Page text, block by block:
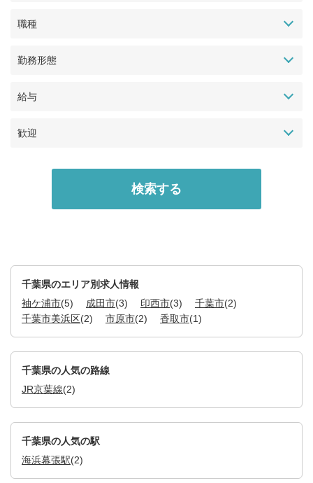
職種
勤務形態
給与
歓迎
千葉県のエリア別求人情報
袖ケ浦市(5) 成田市(3) 印西市(3) 千葉市(2)
千葉市美浜区(2) 市原市(2) 香取市(1)
千葉県の人気の路線
JR京葉線(2)
千葉県の人気の駅
海浜幕張駅(2)